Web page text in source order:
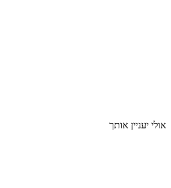
אולי יעניין אותך